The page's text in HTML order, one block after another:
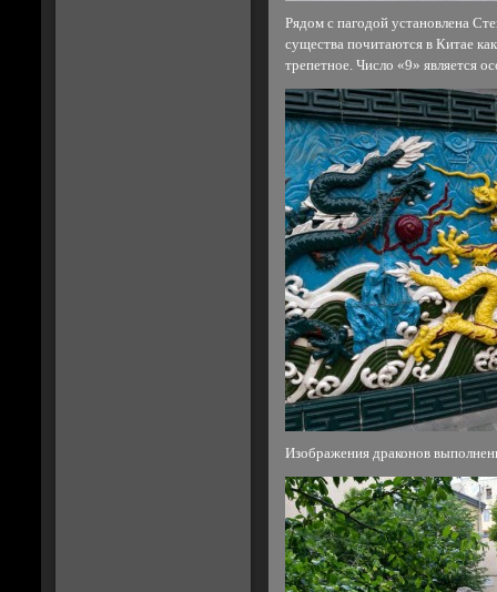
Рядом с пагодой установлена
существа почитаются в Китае
трепетное. Число «9» является
Изображения драконов